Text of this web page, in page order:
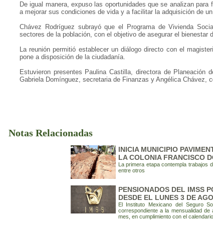
De igual manera, expuso las oportunidades que se analizan
a mejorar sus condiciones de vida y a facilitar la adquisición de
Chávez Rodríguez subrayó que el Programa de Vivienda
sectores de la población, con el objetivo de asegurar el bienestar
La reunión permitió establecer un diálogo directo con el
pone a disposición de la ciudadanía.
Estuvieron presentes Paulina Castilla, directora de
Gabriela Domínguez, secretaria de Finanzas y Angélica Chávez,
Notas Relacionadas
INICIA MUNICIPIO
LA COLONIA FRANCISCO
La primera etapa contempla trabajos
entre otros
PENSIONADOS DEL IMSS
DESDE EL LUNES 3 DE
El Instituto Mexicano del Seguro
correspondiente a la mensualidad
mes, en cumplimiento con el